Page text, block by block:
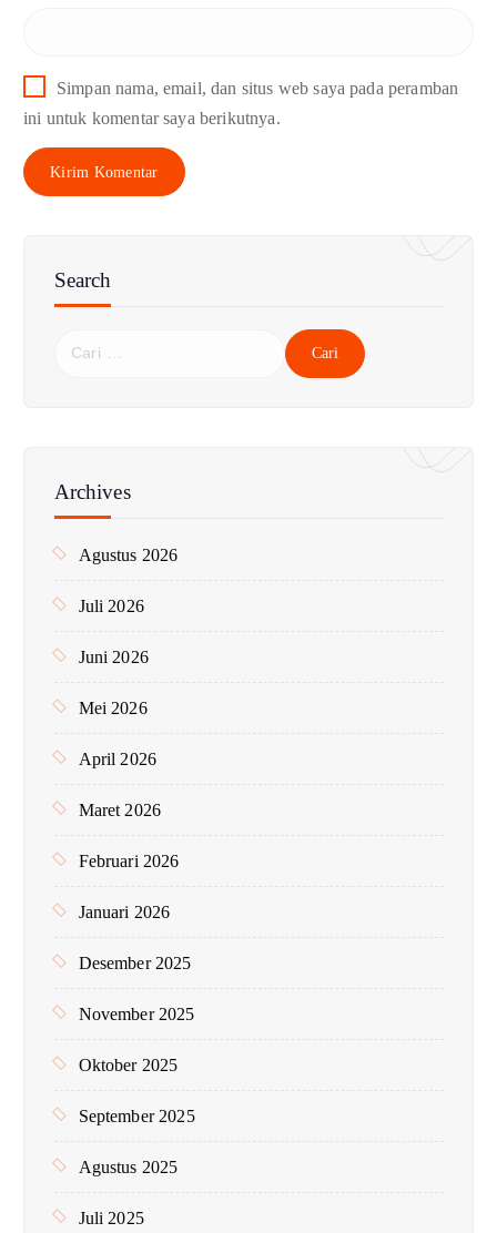
Simpan nama, email, dan situs web saya pada peramban
ini untuk komentar saya berikutnya.
Search
n
k
Archives
Agustus 2026
Juli 2026
Juni 2026
Mei 2026
April 2026
Maret 2026
Februari 2026
Januari 2026
Desember 2025
November 2025
Oktober 2025
September 2025
Agustus 2025
Juli 2025